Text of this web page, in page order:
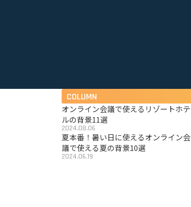
COLUMN
オンライン会議で使えるリゾートホテ
ルの背景11選
2024.08.06
夏本番！暑い日に使えるオンライン会
議で使える夏の背景10選
2024.06.19